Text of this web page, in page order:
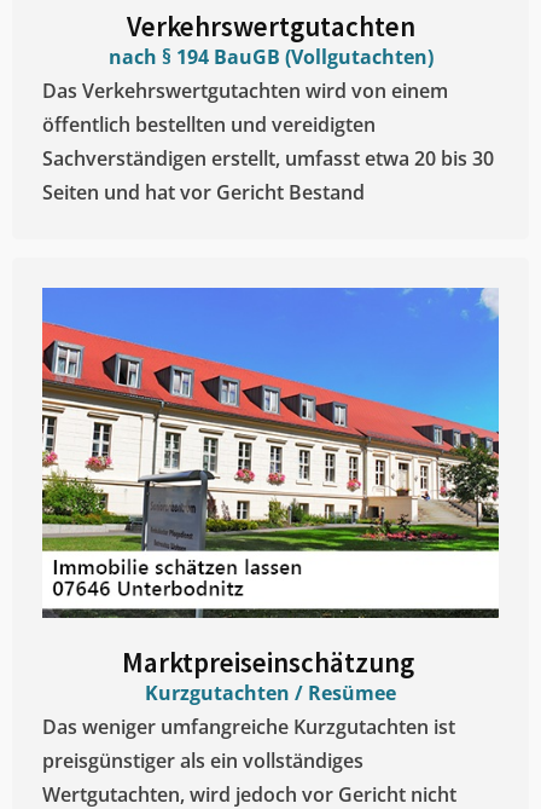
Verkehrswertgutachten
nach § 194 BauGB (Vollgutachten)
Das Verkehrswertgutachten wird von einem
öffentlich bestellten und vereidigten
Sachverständigen erstellt, umfasst etwa 20 bis 30
Seiten und hat vor Gericht Bestand
Marktpreiseinschätzung ​
Kurzgutachten / Resümee
Das weniger umfangreiche Kurzgutachten ist
preisgünstiger als ein vollständiges
Wertgutachten, wird jedoch vor Gericht nicht